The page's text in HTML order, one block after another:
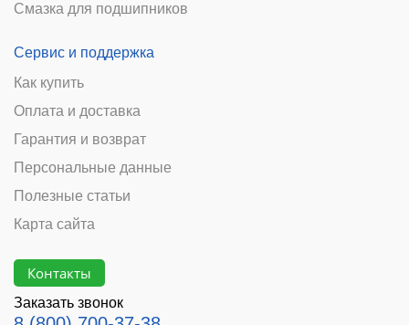
Смазка для подшипников
Сервис и поддержка
Как купить
Оплата и доставка
Гарантия и возврат
Персональные данные
Полезные статьи
Карта сайта
Контакты
Заказать звонок